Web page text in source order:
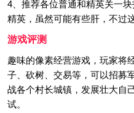
4、推荐各位普通和精英关一
精英，虽然可能有些肝，不过
游戏评测
趣味的像素经营游戏，玩家将
子、砍树、交易等，可以招募
战各个村长城镇，发展壮大自
试。